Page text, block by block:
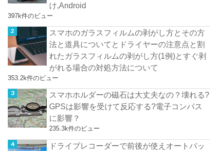
け,Android
397k件のビュー
スマホのガラスフィルムの剥がし方とその方
法と道具についてとドライヤーの注意点と割
れたガラスフィルムの剥がし方(1例)とすぐ剥
がれる場合の対処方法について
353.2k件のビュー
スマホホルダーの磁石は大丈夫なの？壊れる?
GPSは影響を受けて反応する?電子コンパス
に影響？
235.3k件のビュー
ドライブレコーダーで前後が使えオートバッ